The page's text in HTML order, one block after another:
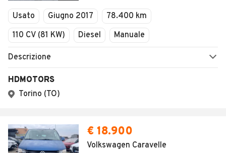
Usato Giugno 2017
78.400 km
110 CV (81 KW)
Diesel Manuale
Descrizione
HDMOTORS
Torino (TO)
€ 18.900
Volkswagen Caravelle